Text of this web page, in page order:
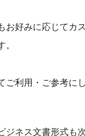
好みに応じてカ
利用・ご参考に
ネス文書形式も